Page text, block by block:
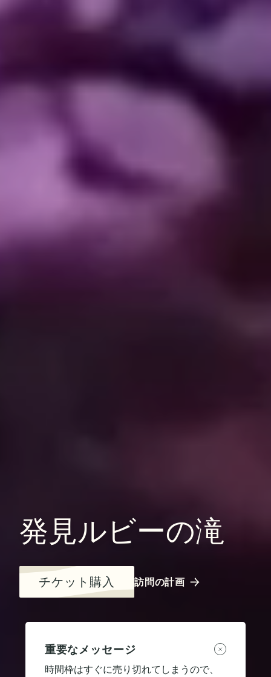
発見ルビーの滝
チケット購入 訪問の計画
重要なメッセージ
時間枠はすぐに売り切れてしまうので、